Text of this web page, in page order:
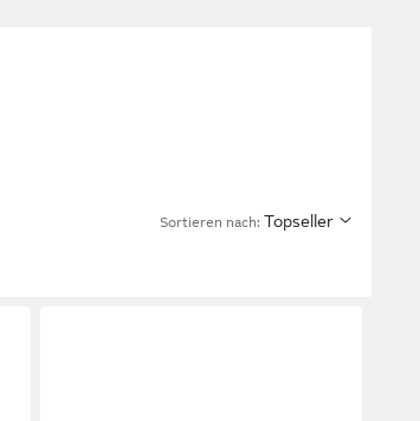
Sortieren nach: Topseller